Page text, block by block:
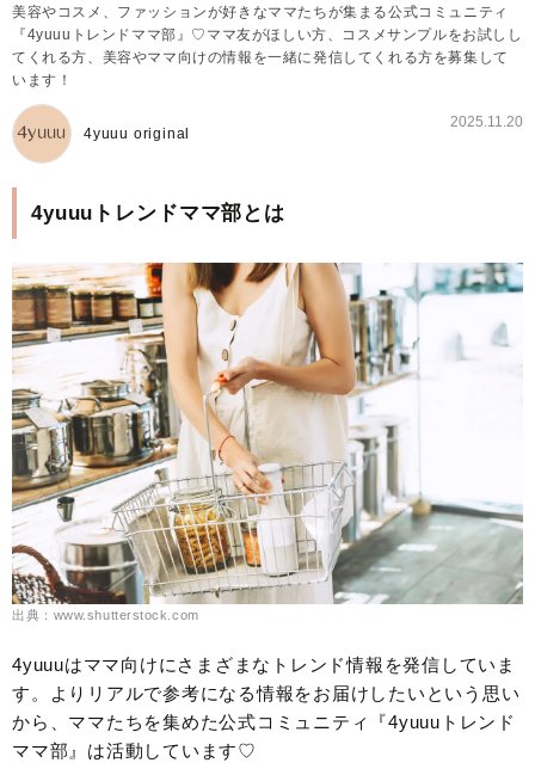
美容やコスメ、ファッションが好きなママたちが集まる公式コミュニティ
『4yuuuトレンドママ部』♡ママ友がほしい方、コスメサンプルをお試しし
てくれる方、美容やママ向けの情報を一緒に発信してくれる方を募集して
います！
4yuuu original
2025.11.20
4yuuuトレンドママ部とは
出典：www.shutterstock.com
4yuuuはママ向けにさまざまなトレンド情報を発信していま
す。よりリアルで参考になる情報をお届けしたいという思い
から、ママたちを集めた公式コミュニティ『4yuuuトレンド
ママ部』は活動しています♡